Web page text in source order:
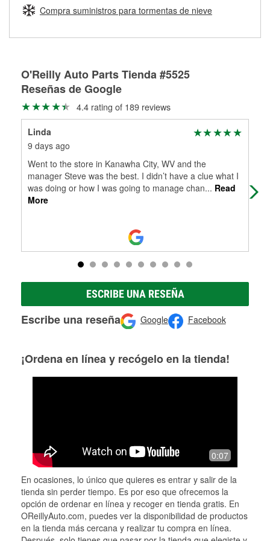
Más información sobre el Programa de Préstamo de
medirán tus tambores o discos para determinar si pueden
ser rectificados con seguridad. Si tus tambores o discos no
partes de reemplazo correctas para tu reparación.
Compra suministros para tormentas de nieve
O'Reilly Auto Parts Tienda #5525
Reseñas de Google
4.4 rating of 189 reviews
Linda
9 days ago
Went to the store in Kanawha City, WV and the
manager Steve was the best. I didn’t have a clue what I
was doing or how I was going to manage chan... Read
More
ESCRIBE UNA RESEÑA
Escribe una reseña Google Facebook
¡Ordena en línea y recógelo en la tienda!
0:07
En ocasiones, lo único que quieres es entrar y salir de la
tienda sin perder tiempo. Es por eso que ofrecemos la
opción de ordenar en línea y recoger en tienda gratis. En
OReillyAuto.com, puedes ver la disponibilidad de productos
en la tienda más cercana y realizar tu compra en línea.